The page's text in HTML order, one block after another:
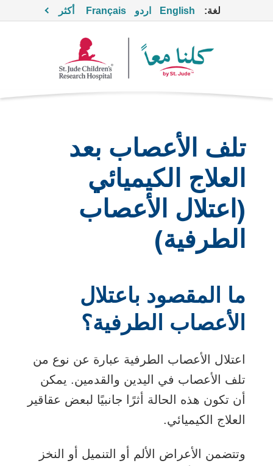
لغة: English اردو Français أكثر
تلف الأعصاب بعد
العلاج الكيميائي
(اعتلال الأعصاب
الطرفية)
ما المقصود باعتلال
الأعصاب الطرفية؟
اعتلال الأعصاب الطرفية عبارة عن نوع من
تلف الأعصاب في اليدين والقدمين. يمكن
أن تكون هذه الحالة أثرًا جانبيًا لبعض عقاقير
العلاج الكيميائي.
وتتضمن الأعراض الألم أو التنميل أو النخز